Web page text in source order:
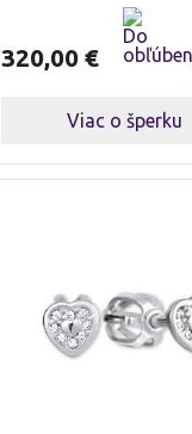
320,00 €
Viac o šperku